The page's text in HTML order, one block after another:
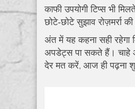
काफी उपयोगी टिप्स भी
छोटे‑छोटे सुझाव रोज़मर्रा
अंत में यह कहना सही रहेगा
अपडेट्स पा सकते हैं। चाहे
देर मत करें, आज ही पढ़ना